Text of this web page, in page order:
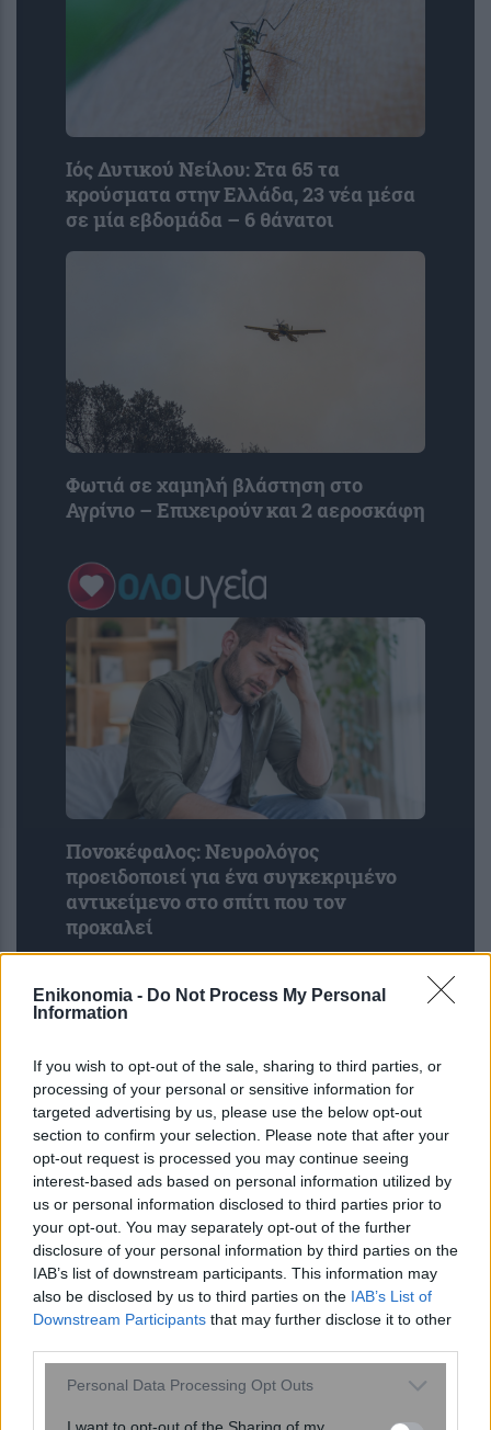
Enikonomia - Do Not Process My Personal
Information
If you wish to opt-out of the sale, sharing to third parties, or
processing of your personal or sensitive information for
targeted advertising by us, please use the below opt-out
section to confirm your selection. Please note that after your
opt-out request is processed you may continue seeing
interest-based ads based on personal information utilized by
us or personal information disclosed to third parties prior to
your opt-out. You may separately opt-out of the further
disclosure of your personal information by third parties on the
IAB’s list of downstream participants. This information may
also be disclosed by us to third parties on the IAB’s List of
Downstream Participants that may further disclose it to other
Please note that this website/app uses one or more Google
not limited to your visit or usage behaviour. You may click to
Personal Data Processing Opt Outs
I want to opt-out of the Sharing of my
Ιός Δυτικού Νείλου: Στα 65 τα
κρούσματα στην Ελλάδα, 23 νέα μέσα
σε μία εβδομάδα – 6 θάνατοι
Φωτιά σε χαμηλή βλάστηση στο
Αγρίνιο – Επιχειρούν και 2 αεροσκάφη
Πονοκέφαλος: Νευρολόγος
προειδοποιεί για ένα συγκεκριμένο
αντικείμενο στο σπίτι που τον
προκαλεί
Ενίσχυση του ΕΚΑΒ και αναβάθμιση
των δομών Υγείας σε Λαμία και
Καρδίτσα